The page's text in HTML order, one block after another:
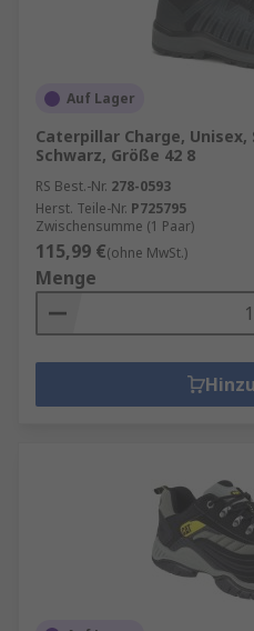
Auf Lager
Caterpillar Charge,
Schwarz, Größe 42 8
RS Best.-Nr. 278-0593
Herst. Teile-Nr. P725795
Zwischensumme (1 Paar)
115,99 €(ohne MwSt.)
Menge